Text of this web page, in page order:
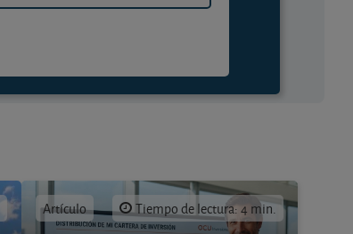
Artículo Tiempo de lectura: 4 min.